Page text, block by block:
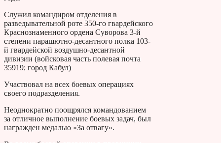
Служил командиром отделения в
разведывательной роте 350-го гвардейского
Краснознаменного ордена Суворова 3-й
степени парашютно-десантного полка 103-
й гвардейской воздушно-десантной
дивизии (войсковая часть полевая почта
35919; город Кабул)
Участвовал на всех боевых операциях
своего подразделения.
Неоднократно поощрялся командованием
за отличное выполнение боевых задач, был
награжден медалью «За отвагу».